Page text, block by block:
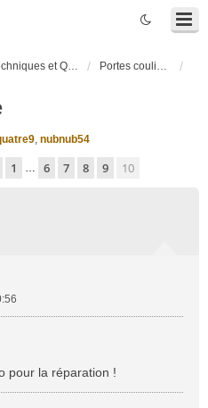
Techniques et Questions Portes coulissantes électriques
, nubnub54
10 sur 10
Précédente
1 … 6 7 8 9 10
pour la réparation !